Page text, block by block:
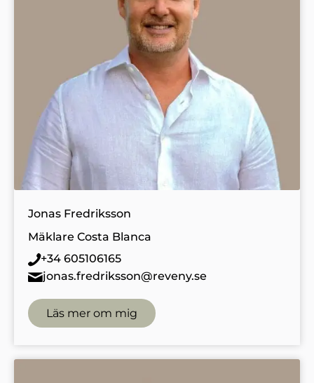
Jonas Fredriksson
Mäklare Costa Blanca
+34 605106165
jonas.fredriksson@reveny.se
Läs mer om mig